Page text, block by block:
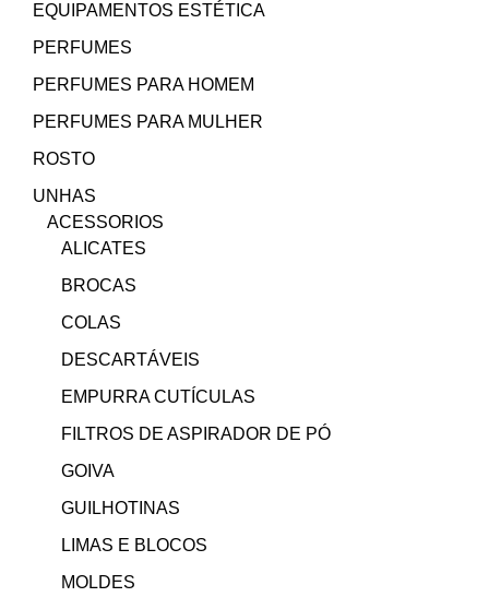
EQUIPAMENTOS ESTÉTICA
PERFUMES
PERFUMES PARA HOMEM
PERFUMES PARA MULHER
ROSTO
UNHAS
ACESSORIOS
ALICATES
BROCAS
COLAS
DESCARTÁVEIS
EMPURRA CUTÍCULAS
FILTROS DE ASPIRADOR DE PÓ
GOIVA
GUILHOTINAS
LIMAS E BLOCOS
MOLDES